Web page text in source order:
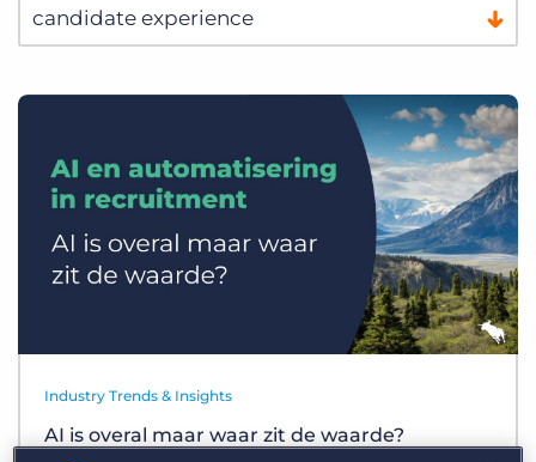
Inloggen
Industry Trends & Insights
AI is overal maar waar zit de waarde?